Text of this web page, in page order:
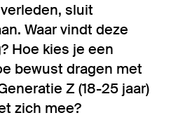
sluit
Waar vindt deze
Hoe kies je een
bewust dragen met
Z (18-25 jaar)
zich mee?